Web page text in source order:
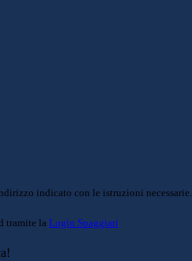
indicato con le istruzioni necessarie.
tramite la Login Spaggiari